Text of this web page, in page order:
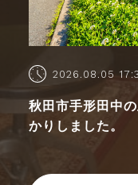
2026.08.05
秋田市手形田中
かりしました。